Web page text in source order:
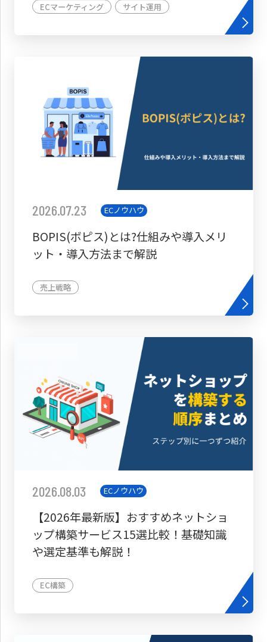
ECマーケティング サイト運用
2026.07.23 ECノウハウ
BOPIS(ボピス)とは?仕組みや導入メリ
ット・導入方法まで解説
売上戦略
2026.08.03 ECノウハウ
【2026年最新版】おすすめネットショ
ップ構築サービス15選比較！基礎知識
や選定基準も解説！
EC構築